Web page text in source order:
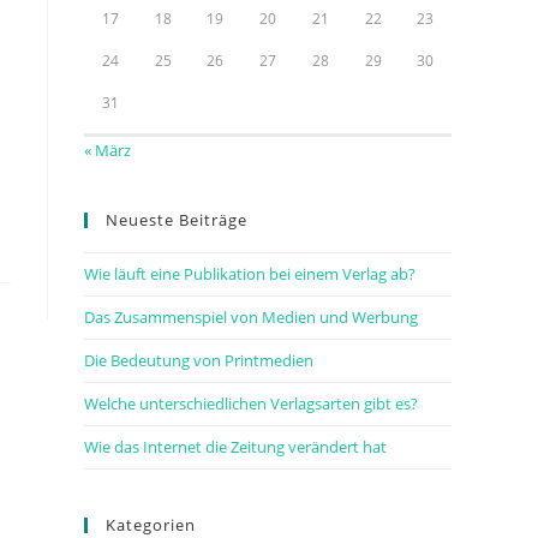
17 18 19 20 21 22 23
24 25 26 27 28 29 30
31
« März
Neueste Beiträge
Wie läuft eine Publikation bei einem Verlag ab?
Das Zusammenspiel von Medien und Werbung
Die Bedeutung von Printmedien
Welche unterschiedlichen Verlagsarten gibt es?
Wie das Internet die Zeitung verändert hat
Kategorien